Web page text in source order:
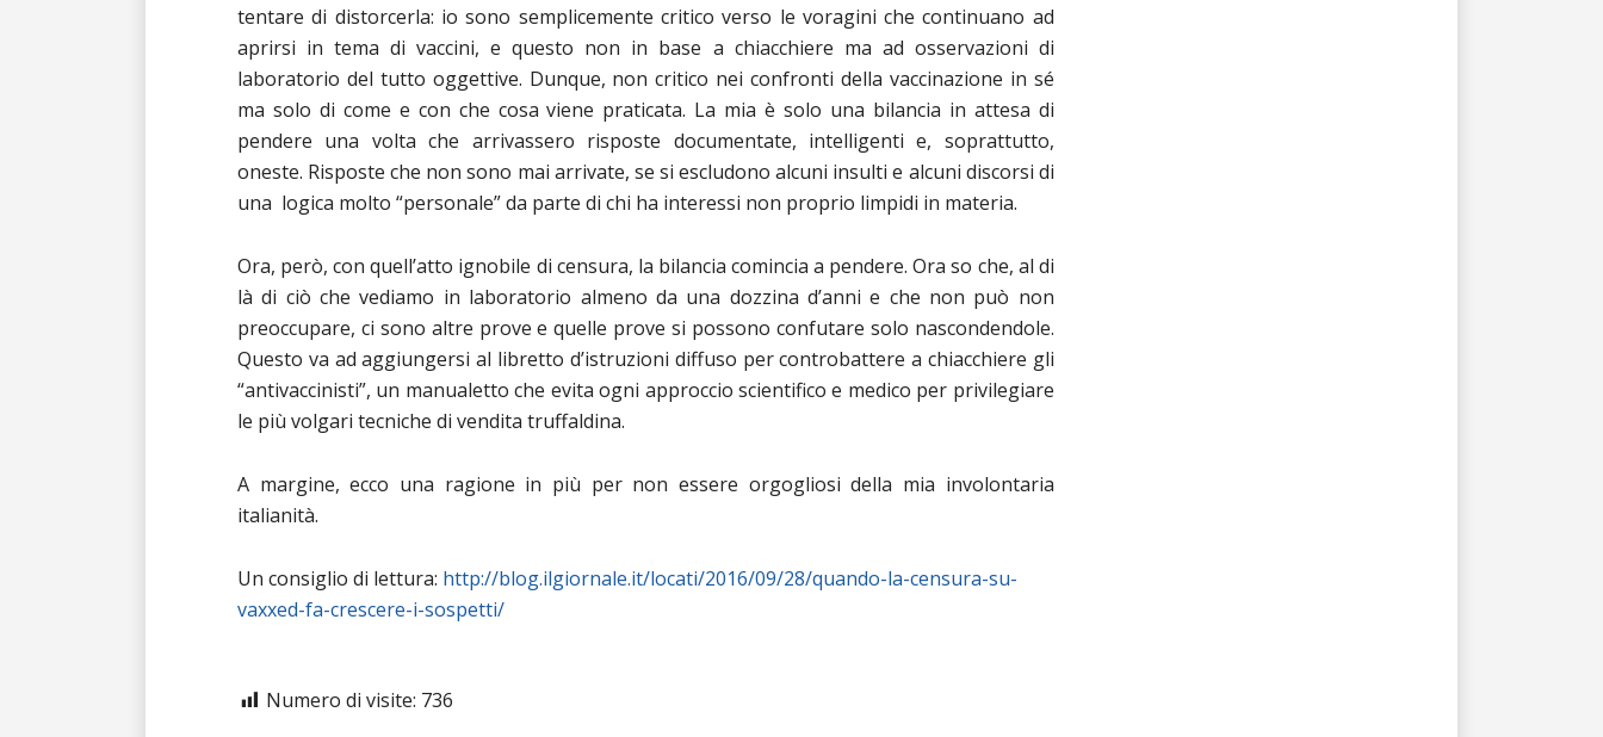
tentare di distorcerla: io sono semplicemente critico verso le voragini che continuano ad
aprirsi in tema di vaccini, e questo non in base a chiacchiere ma ad osservazioni di
laboratorio del tutto oggettive. Dunque, non critico nei confronti della vaccinazione in sé
ma solo di come e con che cosa viene praticata. La mia è solo una bilancia in attesa di
pendere una volta che arrivassero risposte documentate, intelligenti e, soprattutto,
oneste. Risposte che non sono mai arrivate, se si escludono alcuni insulti e alcuni discorsi di
una logica molto “personale” da parte di chi ha interessi non proprio limpidi in materia.
Ora, però, con quell’atto ignobile di censura, la bilancia comincia a pendere. Ora so che, al di
là di ciò che vediamo in laboratorio almeno da una dozzina d’anni e che non può non
preoccupare, ci sono altre prove e quelle prove si possono confutare solo nascondendole.
Questo va ad aggiungersi al libretto d’istruzioni diffuso per controbattere a chiacchiere gli
“antivaccinisti”, un manualetto che evita ogni approccio scientifico e medico per privilegiare
le più volgari tecniche di vendita truffaldina.
A margine, ecco una ragione in più per non essere orgogliosi della mia involontaria
italianità.
Un consiglio di lettura: http://blog.ilgiornale.it/locati/2016/09/28/quando-la-censura-su-
vaxxed-fa-crescere-i-sospetti/
Numero di visite: 736